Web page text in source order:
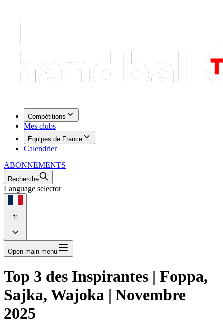
Compétitions
Mes clubs
Équipes de France
Calendrier
ABONNEMENTS
Recherche
Language selector
fr
Open main menu
Top 3 des Inspirantes | Foppa,
Sajka, Wajoka | Novembre
2025